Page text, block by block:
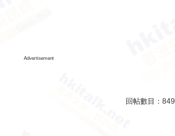
Advertisement
回帖數目： 849